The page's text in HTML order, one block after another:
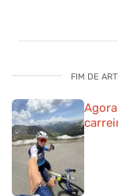
FIM DE